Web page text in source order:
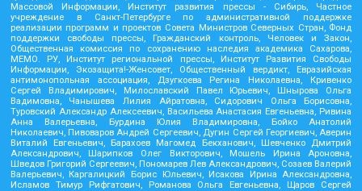
Массовой Информации, Институт развития прессы - Сибирь, Частное
учреждение в Санкт-Петербурге по административной поддержке
реализации программ и проектов Совета Министров Северных Стран, Фонд
поддержки свободы прессы, Гражданский контроль, Человек и Закон,
Общественная комиссия по сохранению наследия академика Сахарова,
МЕМО. РУ, Институт региональной прессы, Институт Развития Свободы
Информации, Экозащита!-Женсовет, Общественный вердикт, Евразийская
антимонопольная ассоциация, Дзугкоева Регина Николаевна, Кривенко
Сергей Владимирович, Милославский Павел Юрьевич, Шнырова Ольга
Вадимовна, Чанышева Лилия Айратовна, Сидорович Ольга Борисовна,
Туровский Александр Алексеевич, Васильева Анастасия Евгеньевна, Ривина
Анна Валерьевна, Бурдина Юлия Владимировна, Бойко Анатолий
Николаевич, Пивоваров Андрей Сергеевич, Дугин Сергей Георгиевич, Аверин
Виталий Евгеньевич, Барахоев Магомед Бекханович, Шевченко Дмитрий
Александрович, Шарипков Олег Викторович, Мошель Ирина Ароновна,
Шведов Григорий Сергеевич, Пономарев Лев Александрович, Созаев Валерий
Валерьевич, Каргалицкий Борис Юльевич, Исакова Ирина Александровна,
Исламов Тимур Рифгатович, Романова Ольга Евгеньевна, Щаров Сергей